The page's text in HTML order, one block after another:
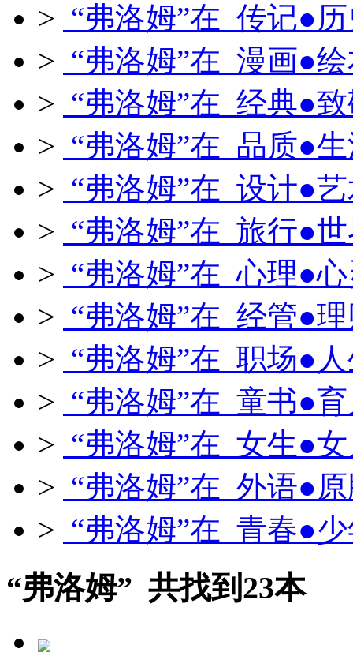
> “弗洛姆”在 传记●
> “弗洛姆”在 漫画●
> “弗洛姆”在 经典●
> “弗洛姆”在 品质●
> “弗洛姆”在 设计●
> “弗洛姆”在 旅行●
> “弗洛姆”在 心理●
> “弗洛姆”在 经管●
> “弗洛姆”在 职场●
> “弗洛姆”在 童书●
> “弗洛姆”在 女生●
> “弗洛姆”在 外语●
> “弗洛姆”在 青春●
“弗洛姆” 共找到23本